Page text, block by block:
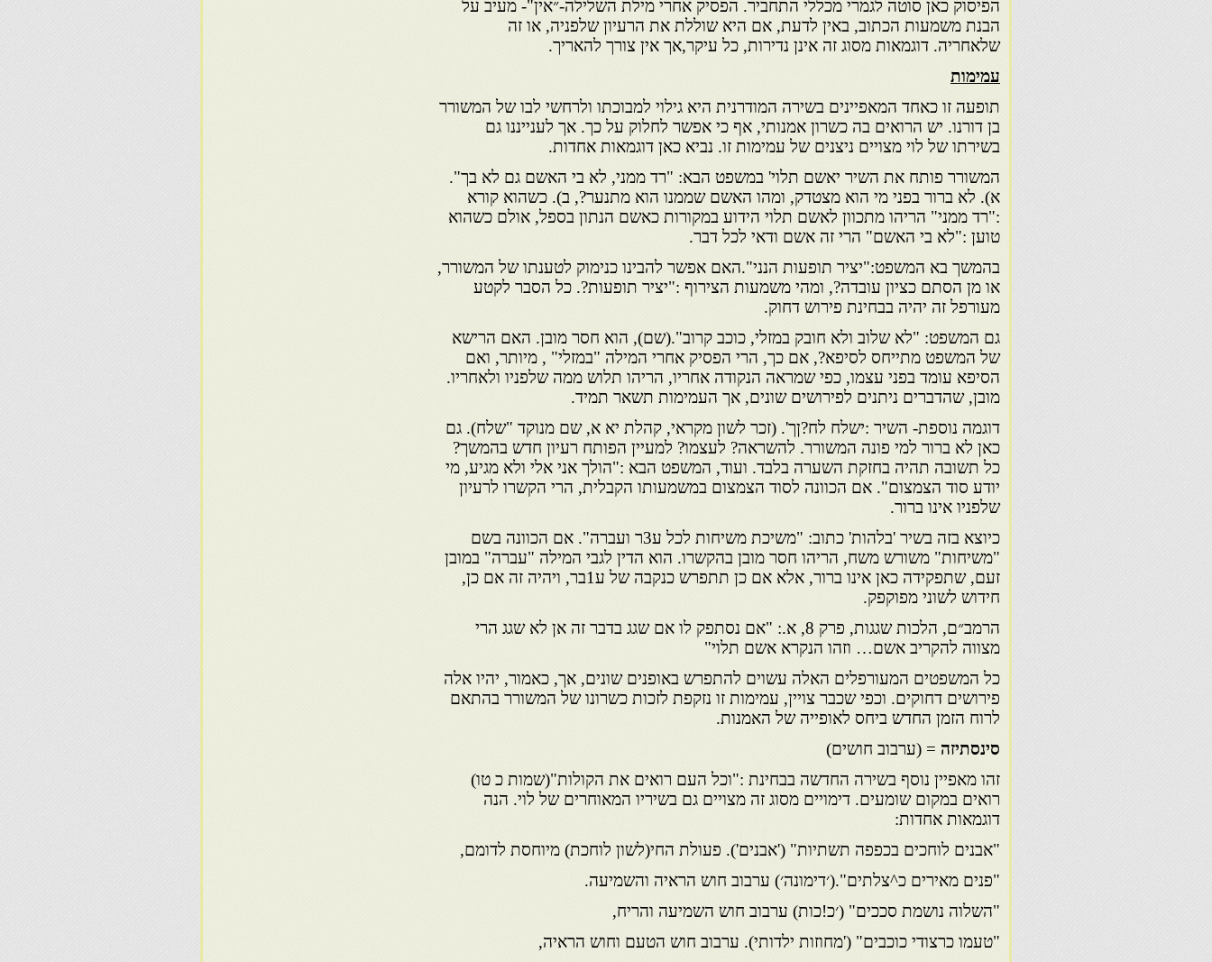
הפיסוק כאן סוטה לגמרי מכללי התחביר. הפסיק אחרי מילת השלילה-״אין"- מעיב על
הבנת משמעות הכתוב, באין לדעת, אם היא שוללת את הרעיון שלפניה, או זה
שלאחריה. דוגמאות מסוג זה אינן נדירות, כל עיקר,אך אין צורך להאריך.
עמימות
תופעה זו כאחד המאפיינים בשירה המודרנית היא גילוי למבוכתו ולרחשי לבו של המשורר
בן דורנו. יש הרואים בה כשרון אמנותי, אף כי אפשר לחלוק על כך. אך לענייננו גם
בשירתו של לוי מצויים ניצנים של עמימות זו. נביא כאן דוגמאות אחדות.
המשורר פותח את השיר יאשם תלוי' במשפט הבא: "רד ממני, לא בי האשם גם לא בך".
א). לא ברור בפני מי הוא מצטדק, ומהו האשם שממנו הוא מתנער?, ב). כשהוא קורא
:"רד ממני" הריהו מתכוון לאשם תלוי הידוע במקורות כאשם הנתון בספל, אולם כשהוא
טוען :"לא בי האשם" הרי זה אשם ודאי לכל דבר.
בהמשך בא המשפט:"יציר תופעות הנני".האם אפשר להבינו כנימוק לטענתו של המשורר,
או מן הסתם כציון עובדה?, ומהי משמעות הצירוף :"יציר תופעות?. כל הסבר לקטע
מעורפל זה יהיה בבחינת פירוש דחוק.
גם המשפט: "לא שלוב ולא חובק במזלי, כוכב קרוב".(שם), הוא חסר מובן. האם הרישא
של המשפט מתייחס לסיפא?, אם כך, הרי הפסיק אחרי המילה "במזלי" , מיותר, ואם
הסיפא עומד בפני עצמו, כפי שמראה הנקודה אחריו, הריהו תלוש ממה שלפניו ולאחריו.
מובן, שהדברים ניתנים לפירושים שונים, אך העמימות תשאר תמיד.
דוגמה נוספת- השיר :ישלח לח?ןך'. (זכר לשון מקראי, קהלת יא א, שם מנוקד "שלח). גם
כאן לא ברור למי פונה המשורר. להשראה? לעצמו? למעיין הפותח רעיון חדש בהמשך?
כל תשובה תהיה בחזקת השערה בלבד. ועוד, המשפט הבא :"הולך אני אלי ולא מגיע, מי
יודע סוד הצמצום". אם הכוונה לסוד הצמצום במשמעותו הקבלית, הרי הקשרו לרעיון
שלפניו אינו ברור.
כיוצא בזה בשיר 'בלהות' כתוב: "משיכת משיחות לכל ע3ר ועברה". אם הכוונה בשם
"משיחות" משורש משח, הריהו חסר מובן בהקשרו. הוא הדין לגבי המילה "עברה" במובן
זעם, שתפקידה כאן אינו ברור, אלא אם כן תתפרש כנקבה של ע1בר, ויהיה זה אם כן,
חידוש לשוני מפוקפק.
הרמב״ם, הלכות שגגות, פרק 8, א.: "אם נסתפק לו אם שגג בדבר זה אן לא שגג הרי
מצווה להקריב אשם… וזהו הנקרא אשם תלוי"
כל המשפטים המעורפלים האלה עשוים להתפרש באופנים שונים, אך, כאמור, יהיו אלה
פירושים דחוקים. וכפי שכבר צויין, עמימות זו נזקפת לזכות כשרונו של המשורר בהתאם
לרוח הזמן החדש ביחס לאופייה של האמנות.
סינסתיזה = (ערבוב חושים)
זהו מאפיין נוסף בשירה החדשה בבחינת :"וכל העם רואים את הקולות"(שמות כ טו)
רואים במקום שומעים. דימויים מסוג זה מצויים גם בשיריו המאוחרים של לוי. הנה
דוגמאות אחדות:
"אבנים לוחכים בכפפה תשתיות" ('אבנים'). פעולת החי(לשון לוחכת) מיוחסת לדומם,
"פנים מאירים כ^צלתים".(׳דימונה׳) ערבוב חוש הראיה והשמיעה.
"השלוה נושמת סככים" (׳כ!כות) ערבוב חוש השמיעה והריח,
"טעמו כרצודי כוכבים" ('מחוזות ילדותי). ערבוב חוש הטעם וחוש הראיה,